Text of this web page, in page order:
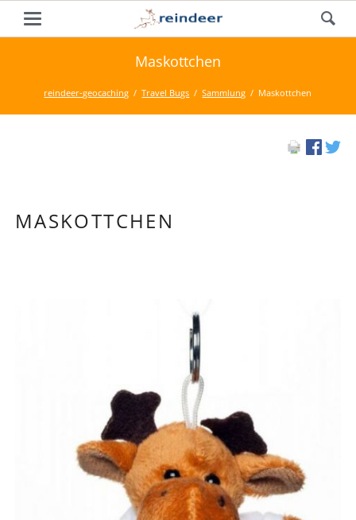
Maskottchen
reindeer-geocaching Travel Bugs Sammlung Maskottchen
MASKOTTCHEN